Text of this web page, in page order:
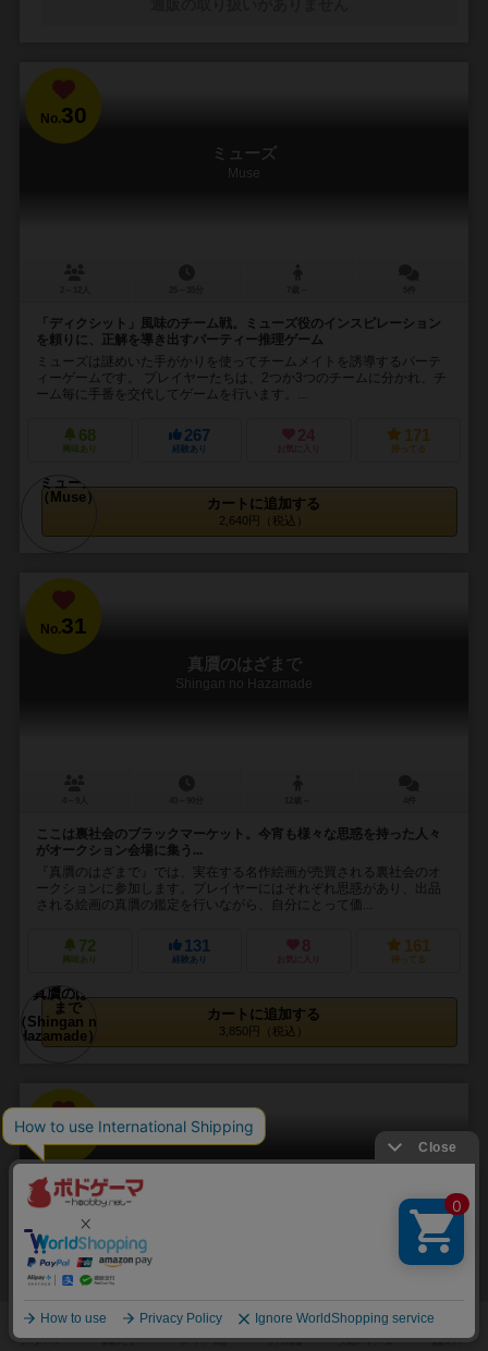
No.30
ミューズ
Muse
「ディクシット」風味のチーム戦。ミューズ役のインスピレーション
を頼りに、正解を導き出すパーティー推理ゲーム
ミューズは謎めいた手がかりを使ってチームメイトを誘導するパーテ
ィーゲームです。 プレイヤーたちは、2つか3つのチームに分かれ、チ
ーム毎に手番を交代してゲームを行います。...
68
興味あり
267
経験あり
24
お気に入り
171
持ってる
カートに追加する
2,640円（税込）
No.31
真贋のはざまで
Shingan no Hazamade
ここは裏社会のブラックマーケット。今宵も様々な思惑を持った人々
がオークション会場に集う...
『真贋のはざまで』では、実在する名作絵画が売買される裏社会のオ
ークションに参加します。プレイヤーにはそれぞれ思惑があり、出品
される絵画の真贋の鑑定を行いながら、自分にとって価...
72
興味あり
131
経験あり
8
お気に入り
161
持ってる
カートに追加する
3,850円（税込）
32
2～4人 20～30分 10歳～
舞台はダンジョン、冒険者の誰が生き残るか、敵には罠で陥れろ！